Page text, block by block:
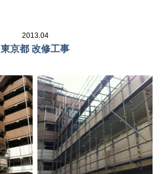
2013.04
東京都 改修工事